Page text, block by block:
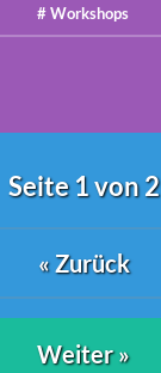
# Workshops
Seite 1 von 2
« Zurück
Weiter »